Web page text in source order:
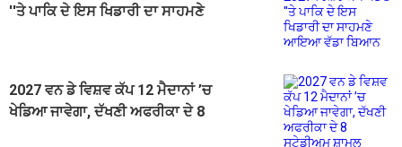
''ਤੇ ਪਾਕਿ ਦੇ ਇਸ ਖਿਡਾਰੀ ਦਾ ਸਾਹਮਣੇ
2027 ਵਨ ਡੇ ਵਿਸ਼ਵ ਕੱਪ 12 ਮੈਦਾਨਾਂ ’ਚ
ਖੇਡਿਆ ਜਾਵੇਗਾ, ਦੱਖਣੀ ਅਫਰੀਕਾ ਦੇ 8